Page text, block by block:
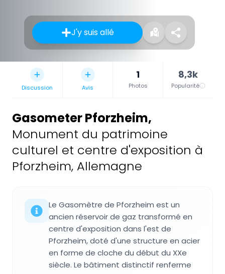
J'y suis allé
Discussion Avis
1
Photos
8,3k
Popularité
Gasometer Pforzheim,
Monument du patrimoine
culturel et centre d'exposition à
Pforzheim, Allemagne
Le Gasomètre de Pforzheim est un
ancien réservoir de gaz transformé en
centre d'exposition dans l'est de
Pforzheim, doté d'une structure en acier
en forme de cloche du début du XXe
siècle. Le bâtiment distinctif renferme